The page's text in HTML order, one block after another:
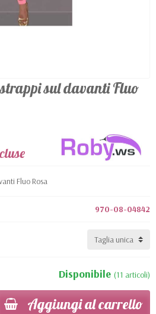
sul davanti Fluo
Fluo Rosa
970-08-04842
Disponibile (11 articoli)
Aggiungi al carrello